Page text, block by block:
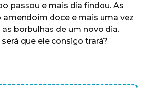
passou e mais dia findou. As
amendoim doce e mais uma vez
borbulhas de um novo dia.
que ele consigo trará?